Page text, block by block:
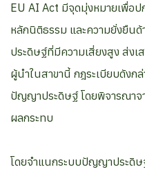
EU AI Act มีจุดมุ่งหมายเพื่อ
หลักนิติธรรม และความยั่งยืน
ประดิษฐ์ที่มีความเสี่ยงสูง ส่งเ
ผู้นำในสาขานี้ กฎระเบียบดัง
ปัญญาประดิษฐ์ โดยพิจารณาจ
ผลกระทบ
โดยจำแนกระบบปัญญาประดิษ